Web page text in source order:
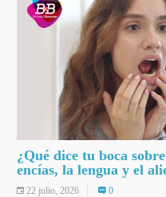
¿Qué dice tu boca
encías, la lengua y el
22 julio, 2026 0